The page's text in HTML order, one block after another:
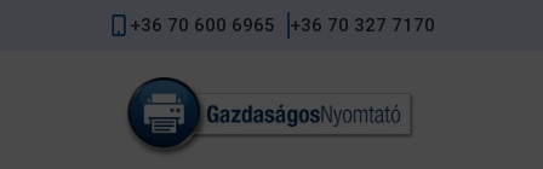
+36 70 600 6965 +36 70 327 7170